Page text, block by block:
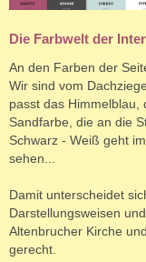
Die Farbwelt der
An den Farben der
Wir sind vom
passt das Himmelblau,
Sandfarbe, die an die
Schwarz - Weiß geht
sehen...
Damit unterscheidet
Darstellungsweisen
Altenbrucher Kirche
gerecht.